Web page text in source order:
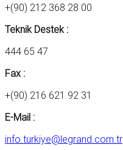
+(90) 212 368 28 00
Teknik Destek :
444 65 47
Fax :
+(90) 216 621 92 31
E-Mail :
info.turkiye@legrand.com.tr